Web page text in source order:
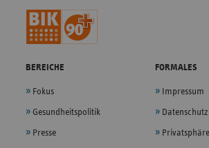
BEREICHE
Fokus
Gesundheitspolitik
Presse
FORMALES
Impressum
Datenschutz